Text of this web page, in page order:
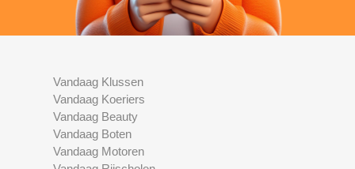
Vandaag Klussen
Vandaag Koeriers
Vandaag Beauty
Vandaag Boten
Vandaag Motoren